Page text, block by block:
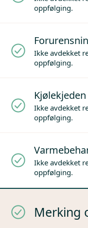
oppfølging.
Ikke avdekket
oppfølging.
Kjølekjeden
Ikke avdekket
oppfølging.
Ikke avdekket
oppfølging.
Merking